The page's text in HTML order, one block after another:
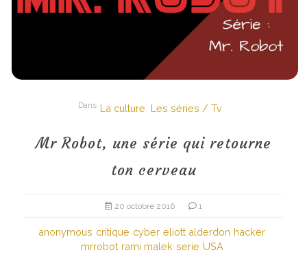
Dans La culture Les séries / Tv
Mr Robot, une série qui retourne
ton cerveau
20 octobre 2016 1
anonymous critique cyber eliott alderdon hacker
mrrobot rami malek serie USA